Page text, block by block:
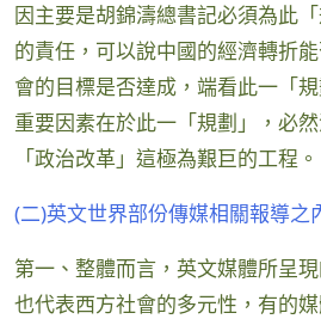
因主要是胡錦濤總書記必須為此
的責任，可以說中國的經濟轉折
會的目標是否達成，端看此一「
重要因素在於此一「規劃」，必
「政治改革」這極為艱巨的工程。
(二)英文世界部份傳媒相關報導之
第一、整體而言，英文媒體所呈
也代表西方社會的多元性，有的